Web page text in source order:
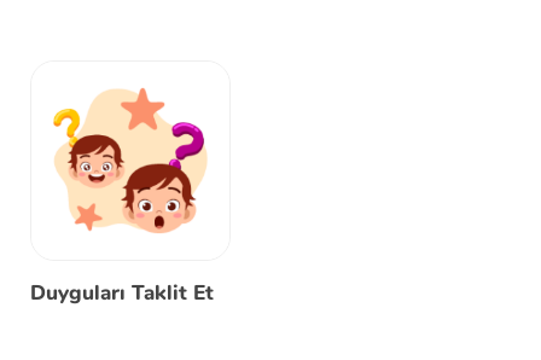
Duyguları Taklit Et